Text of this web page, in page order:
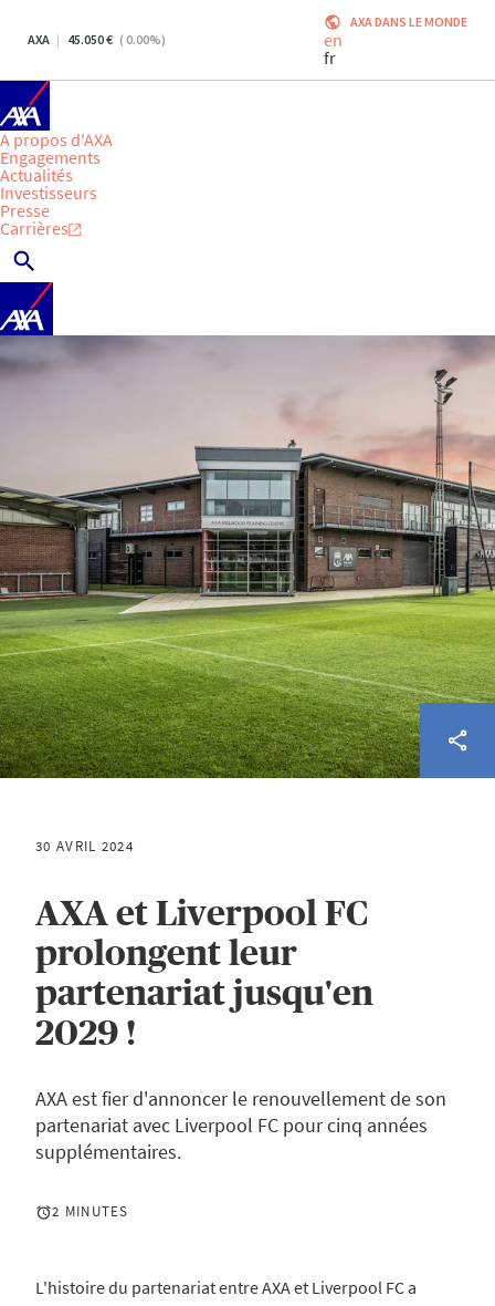
AXA 45.050 ( 0.00%)
AXA DANS LE MONDE
en
fr
A propos d'AXA
Engagements
Actualités
Investisseurs
Presse
Carrières
30 AVRIL 2024
AXA et Liverpool FC
prolongent leur
partenariat jusqu'en
2029 !
AXA est fier d'annoncer le renouvellement de son
partenariat avec Liverpool FC pour cinq années
supplémentaires.
2 MINUTES
L'histoire du partenariat entre AXA et Liverpool FC a